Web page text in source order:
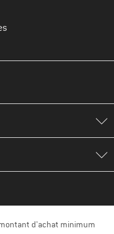
d'achat minimum